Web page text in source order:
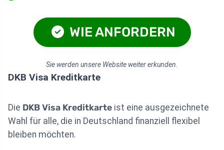
WIE ANFORDERN
Sie werden unsere Website weiter erkunden.
DKB Visa Kreditkarte
Die DKB Visa Kreditkarte ist eine ausgezeichnete
Wahl für alle, die in Deutschland finanziell flexibel
bleiben möchten.